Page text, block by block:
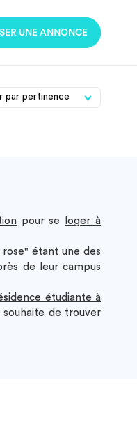
UNE ANNONCE
pour se
loger à
étant une des
de leur campus
étudiante à
de trouver